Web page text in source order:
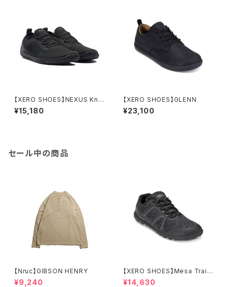
【XERO SHOES】NEXUS Knit
t
¥15,180
【XERO SHOES】GLENN
¥23,100
セール中の商品
【Nruc】GIBSON HENRY
¥9,240
【XERO SHOES】Mesa Trail
WP (ブラック)
¥14,630